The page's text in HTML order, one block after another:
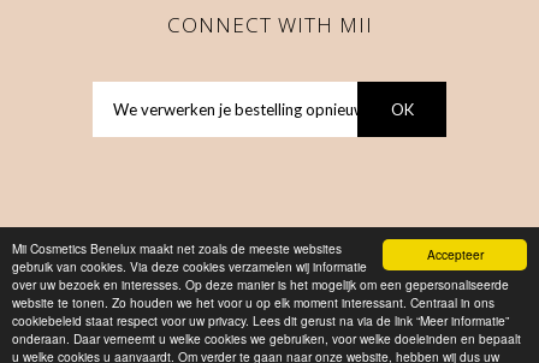
Accepteer
Mii Cosmetics Benelux maakt net zoals de meeste websites
gebruik van cookies. Via deze cookies verzamelen wij informatie
over uw bezoek en interesses. Op deze manier is het mogelijk om een gepersonaliseerde
website te tonen. Zo houden we het voor u op elk moment interessant. Centraal in ons
cookiebeleid staat respect voor uw privacy. Lees dit gerust na via de link “Meer informatie”
onderaan. Daar verneemt u welke cookies we gebruiken, voor welke doeleinden en bepaalt
u welke cookies u aanvaardt. Om verder te gaan naar onze website, hebben wij dus uw
CONNECT WITH MII
COPYRIGHT © 2026MII COSMETICS